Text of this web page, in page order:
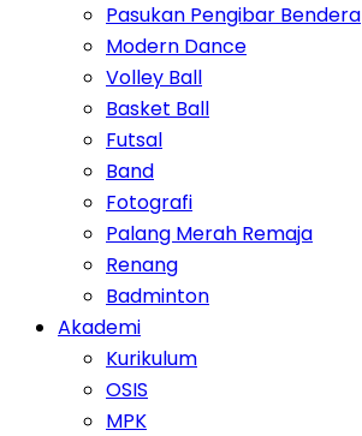
Pasukan Pengibar Bendera
Modern Dance
Volley Ball
Basket Ball
Futsal
Band
Fotografi
Palang Merah Remaja
Renang
Badminton
Akademi
Kurikulum
OSIS
MPK